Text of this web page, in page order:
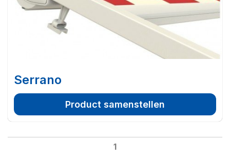
Serrano
Product samenstellen
1